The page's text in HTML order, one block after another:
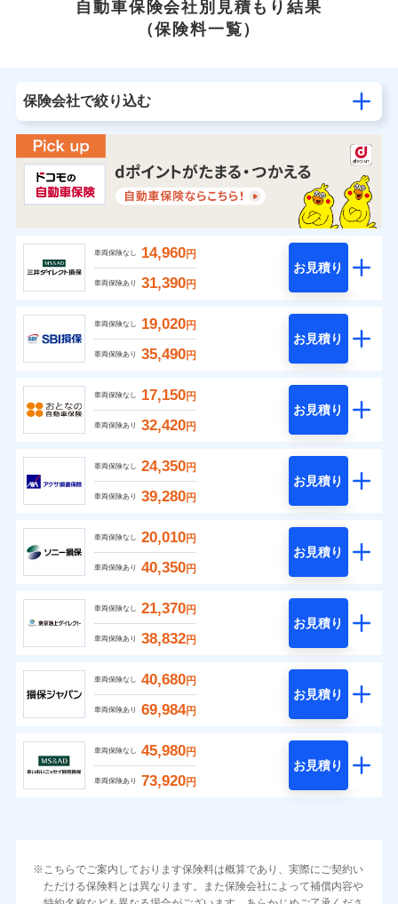
自動車保険会社別見積もり結果
（保険料一覧）
保険会社で絞り込む
車両保険なし 14,960円
車両保険あり 31,390円
お見積り
車両保険なし 19,020円
車両保険あり 35,490円
お見積り
車両保険なし 17,150円
車両保険あり 32,420円
お見積り
車両保険なし 24,350円
車両保険あり 39,280円
お見積り
車両保険なし 20,010円
車両保険あり 40,350円
お見積り
車両保険なし 21,370円
車両保険あり 38,832円
お見積り
車両保険なし 40,680円
車両保険あり 69,984円
お見積り
車両保険なし 45,980円
車両保険あり 73,920円
お見積り
こちらでご案内しております保険料は概算であり、実際にご契約い
ただける保険料とは異なります。また保険会社によって補償内容や